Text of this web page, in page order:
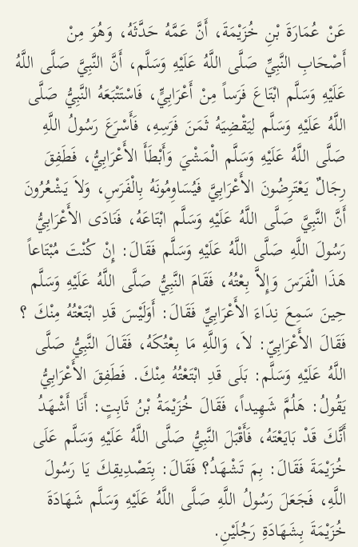
عَنْ عُمَارَةَ بْنِ خُزَيْمَةَ، أَنَّ عَمَّهُ حَدَّثَهُ، وَهُوَ مِنْ
أَصْحَابِ النَّبِيِّ صَلَّى اللَّهُ عَلَيْهِ وَسَلَّم، أَنَّ النَّبِيَّ صَلَّى اللَّهُ
عَلَيْهِ وَسَلَّم ابْتَاعَ فَرَساً مِنْ أَعْرَابِيٍّ، فَاسْتَتْبَعَهُ النَّبِيُّ صَلَّى
اللَّهُ عَلَيْهِ وَسَلَّم لِيَقْضِيَهُ ثَمَنَ فَرَسِهِ، فَأَسْرَعَ رَسُولُ اللَّهِ
صَلَّى اللَّهُ عَلَيْهِ وَسَلَّم الْمَشْيَ وَأَبْطَأَ الأَعْرَابِيُّ، فَطَفِقَ
رِجَالٌ يَعْتَرِضُونَ الأَعْرَابِيَّ فَيُسَاوِمُونَهُ بِالْفَرَسِ، وَلاَ يَشْعُرُونَ
أَنَّ النَّبِيَّ صَلَّى اللَّهُ عَلَيْهِ وَسَلَّم ابْتَاعَهُ، فَنَادَى الأَعْرَابِيُّ
رَسُولَ اللَّهِ صَلَّى اللَّهُ عَلَيْهِ وَسَلَّم فَقَالَ: إِنْ كُنْتَ مُبْتَاعاً
هَذَا الْفَرَسَ وَإِلاَّ بِعْتُهُ، فَقَامَ النَّبِيُّ صَلَّى اللَّهُ عَلَيْهِ وَسَلَّم
حِينَ سَمِعَ نِدَاءَ الأَعْرَابِيِّ فَقَالَ: أَوَلَيْسَ قَدِ ابْتَعْتُهُ مِنْكَ ؟
فَقَالَ الأَعْرَابِيّ: لاَ، وَاللَّهِ مَا بِعْتُكَهُ، فَقَالَ النَّبِيُّ صَلَّى
اللَّهُ عَلَيْهِ وَسَلَّم: بَلَى قَدِ ابْتَعْتُهُ مِنْكَ. فَطَفِقَ الأَعْرَابِيُّ
يَقُولُ: هَلُمَّ شَهِيداً، فَقَالَ خُزَيْمَةُ بْنُ ثَابِتٍ: أَنَا أَشْهَدُ
أَنَّكَ قَدْ بَايَعْتَهُ، فَأَقْبَلَ النَّبِيُّ صَلَّى اللَّهُ عَلَيْهِ وَسَلَّم عَلَى
خُزَيْمَةَ فَقَالَ: بِمَ تَشْهَدُ؟ فَقَالَ: بِتَصْدِيقِكَ يَا رَسُولَ
اللَّهِ، فَجَعَلَ رَسُولُ اللَّهِ صَلَّى اللَّهُ عَلَيْهِ وَسَلَّم شَهَادَةَ
خُزَيْمَةَ بِشَهَادَةِ رَجُلَيْنِ.